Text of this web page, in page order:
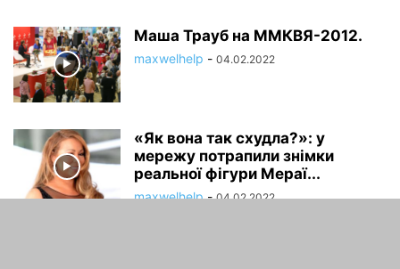
Маша Трауб на ММКВЯ-2012.
maxwelhelp - 04.02.2022
«Як вона так схудла?»: у
мережу потрапили знімки
реальної фігури Мераї...
maxwelhelp - 04.02.2022